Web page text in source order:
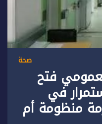
صحة
فتح
في
منظومة أم